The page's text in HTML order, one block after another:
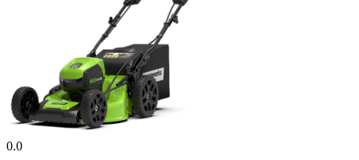
0.0